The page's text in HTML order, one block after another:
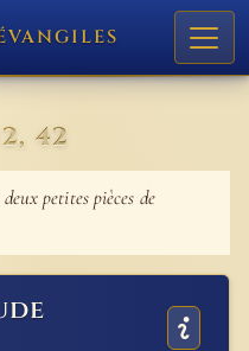
42
petites pièces de